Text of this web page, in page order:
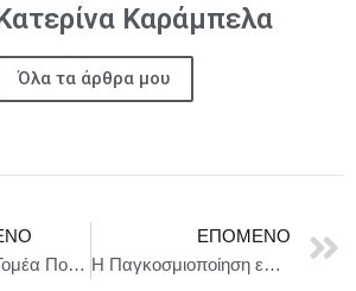
Καράμπελα
Όλα τα άρθρα μου
Ανακοίνωση Τομέα Πολιτισμού ΠΑΣΟΚ-Κινήματος Αλλαγής για τις διεκδικήσεις 1.896 κινηματογραφιστών
ΕΠΌΜΕΝΟ
Η Παγκοσμιοποίηση επηρεάζει την Ελληνική Πολιτική Σκηνή